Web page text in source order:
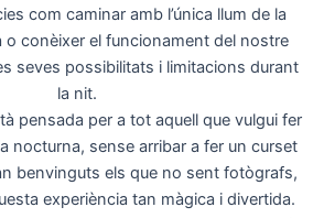
com caminar amb l’única llum de la
o conèixer el funcionament del nostre
seves possibilitats i limitacions durant
la nit.
pensada per a tot aquell que vulgui fer
nocturna, sense arribar a fer un curset
benvinguts els que no sent fotògrafs,
experiència tan màgica i divertida.